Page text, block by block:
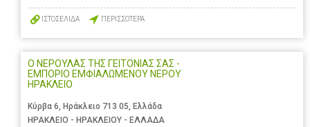
ΙΣΤΟΣΕΛΙΔΑ ΠΕΡΙΣΣΟΤΕΡΑ
Ο ΝΕΡΟΥΛΑΣ ΤΗΣ ΓΕΙΤΟΝΙΑΣ ΣΑΣ -
ΕΜΠΟΡΙΟ ΕΜΦΙΑΛΩΜΕΝΟΥ ΝΕΡΟΥ
ΗΡΑΚΛΕΙΟ
Κύρβα 6, Ηράκλειο 713 05, Ελλάδα
ΗΡΑΚΛΕΙΟ - ΗΡΑΚΛΕΙΟΥ - ΕΛΛΑΔΑ